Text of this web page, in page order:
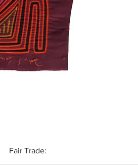
Fair Trade: